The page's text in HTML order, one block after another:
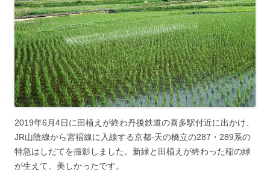
2019年6月4日に田植えが終わ丹後鉄道の喜多駅付近に出かけ、
JR山陰線から宮福線に入線する京都-天の橋立の287・289系の
特急はしだてを撮影しました。新緑と田植えが終わった稲の緑
が生えて、美しかったです。